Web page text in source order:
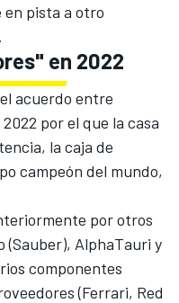
en pista a otro
en 2022
el acuerdo entre
por el que la casa
la caja de
campeón del mundo,
por otros
(Sauber), AlphaTauri y
componentes
(Ferrari, Red